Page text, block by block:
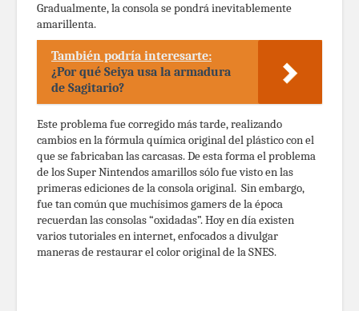
Gradualmente, la consola se pondrá inevitablemente
amarillenta.
También podría interesarte:
¿Por qué Seiya usa la armadura
de Sagitario?
Este problema fue corregido más tarde, realizando
cambios en la fórmula química original del plástico con el
que se fabricaban las carcasas. De esta forma el problema
de los Super Nintendos amarillos sólo fue visto en las
primeras ediciones de la consola original. Sin embargo,
fue tan común que muchísimos gamers de la época
recuerdan las consolas “oxidadas”. Hoy en día existen
varios tutoriales en internet, enfocados a divulgar
maneras de restaurar el color original de la SNES.